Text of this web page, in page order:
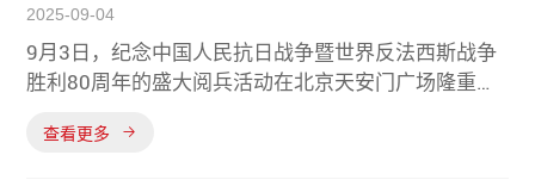
2025-09-04
9月3日，纪念中国人民抗日战争暨世界反法西斯战争
胜利80周年的盛大阅兵活动在北京天安门广场隆重举
成任务。（阅兵现场图，图源央视新闻）
查看更多